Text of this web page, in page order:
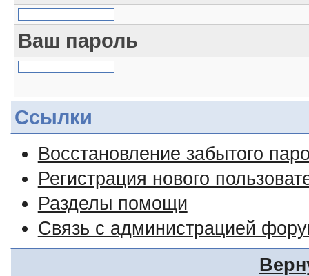
Ваш пароль
Ссылки
Восстановление забытого
Регистрация нового
Разделы помощи
Связь с администрацией